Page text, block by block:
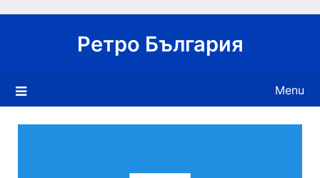
Ретро България
Menu